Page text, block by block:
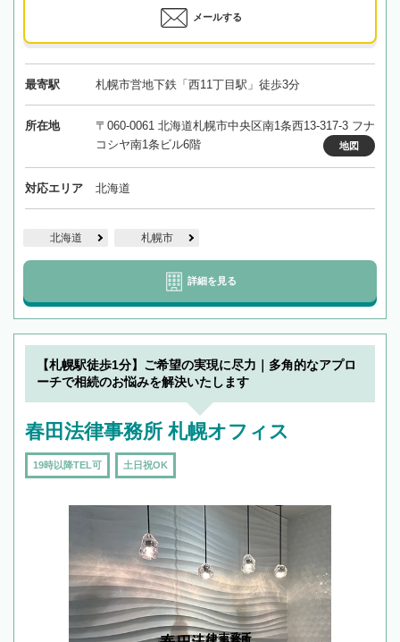
メールする
最寄駅 札幌市営地下鉄「西11丁目駅」徒歩3分
所在地
〒060-0061 北海道札幌市中央区南1条西13-317-3 フナ
コシヤ南1条ビル6階
地図
対応エリア 北海道
北海道 札幌市
詳細を見る
【札幌駅徒歩1分】ご希望の実現に尽力｜多角的なアプロ
ーチで相続のお悩みを解決いたします
春田法律事務所 札幌オフィス
19時以降TEL可 土日祝OK